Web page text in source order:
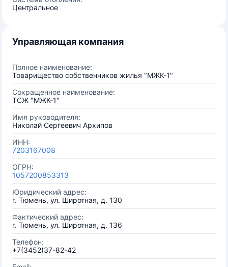
Центральное
Управляющая компания
Полное наименование:
Товарищество собственников жилья "МЖК-1"
Сокращенное наименование:
ТСЖ "МЖК-1"
Имя руководителя:
Николай Сергеевич Архипов
ИНН:
7203167008
ОГРН:
1057200853313
Юридический адрес:
г. Тюмень, ул. Широтная, д. 130
Фактический адрес:
г. Тюмень, ул. Широтная, д. 136
Телефон:
+7(3452)37-82-42